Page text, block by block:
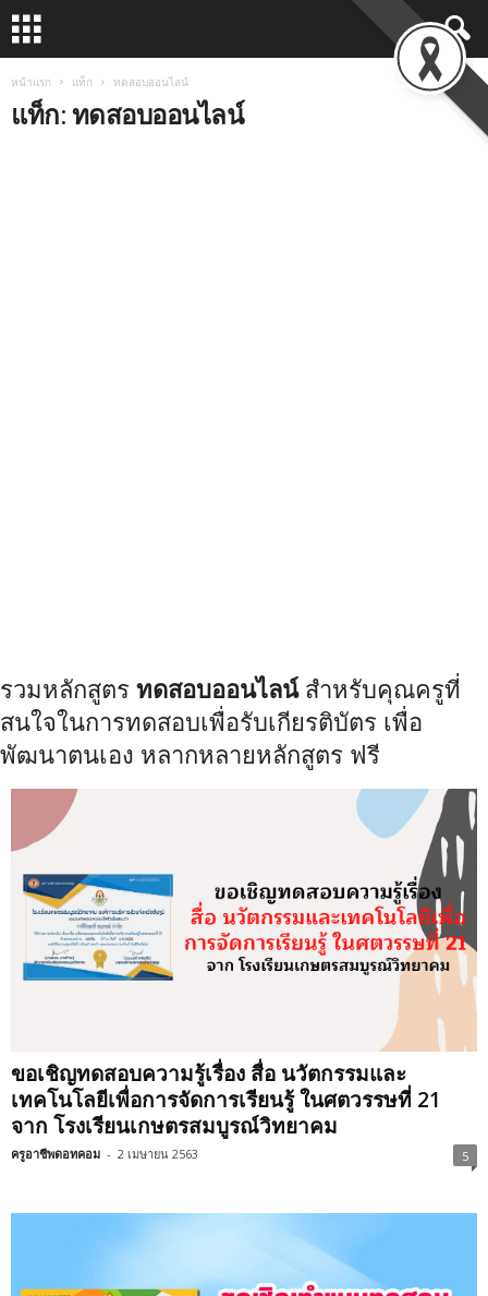
หน้าแรก แท็ก ทดสอบออนไลน์
แท็ก: ทดสอบออนไลน์
รวมหลักสูตร ทดสอบออนไลน์ สำหรับคุณครูที่
สนใจในการทดสอบเพื่อรับเกียรติบัตร เพื่อ
พัฒนาตนเอง หลากหลายหลักสูตร ฟรี
ขอเชิญทดสอบความรู้เรื่อง สื่อ นวัตกรรมและ
เทคโนโลยีเพื่อการจัดการเรียนรู้ ในศตวรรษที่ 21
จาก โรงเรียนเกษตร​สมบูรณ์​วิทยาคม
ครูอาชีพดอทคอม - 2 เมษายน 2563 5